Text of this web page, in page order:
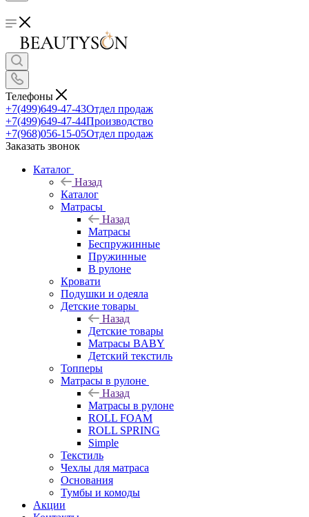
Телефоны
+7(499)649-47-43Отдел продаж
+7(499)649-47-44Производство
+7(968)056-15-05Отдел продаж
Заказать звонок
Каталог
Назад
Каталог
Матрасы
Назад
Матрасы
Беспружинные
Пружинные
В рулоне
Кровати
Подушки и одеяла
Детские товары
Назад
Детские товары
Матрасы BABY
Детский текстиль
Топперы
Матрасы в рулоне
Назад
Матрасы в рулоне
ROLL FOAM
ROLL SPRING
Simple
Текстиль
Чехлы для матраса
Основания
Тумбы и комоды
Акции